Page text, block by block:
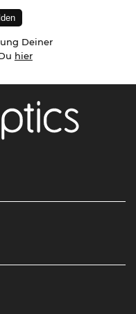
Deiner
hier